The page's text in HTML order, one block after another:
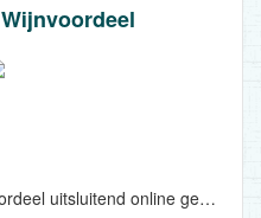
Wijnvoordeel
Al sinds 1999 verkoopt Wijnvoordeel uitsluitend online gerenommeerde wijnen voor een spectaculair lage prijs. Al jaren genieten vele wijnliefhebbers van de fantastische wijnselectie. Wijnvoordeel.nl beschikt over een enorm assortiment van 350 wijnen afkomstig uit alle toonaangevende wijngebieden over de hele wereld...